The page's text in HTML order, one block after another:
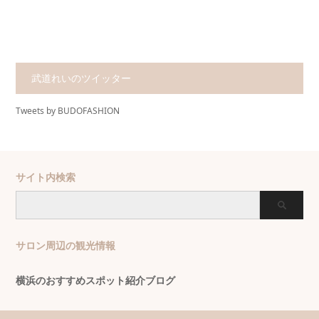
武道れいのツイッター
Tweets by BUDOFASHION
サイト内検索
サロン周辺の観光情報
横浜のおすすめスポット紹介ブログ